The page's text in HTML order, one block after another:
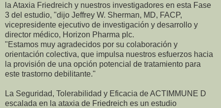
la Ataxia Friedreich y nuestros investigadores en esta Fase
3 del estudio, "dijo Jeffrey W. Sherman, MD, FACP,
vicepresidente ejecutivo de investigación y desarrollo y
director médico, Horizon Pharma plc.
"Estamos muy agradecidos por su colaboración y
orientación colectiva, que impulsa nuestros esfuerzos hacia
la provisión de una opción potencial de tratamiento para
este trastorno debilitante."
La Seguridad, Tolerabilidad y Eficacia de ACTIMMUNE D
escalada en la ataxia de Friedreich es un estudio